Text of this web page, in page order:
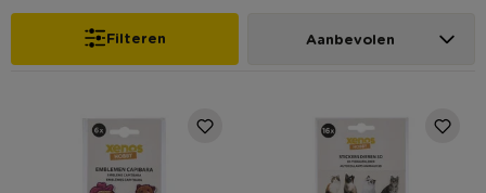
Filteren Aanbevolen